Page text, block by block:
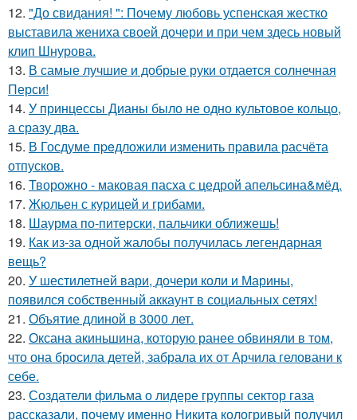
12. "До свидания! ": Почему любовь успенская жестко
выставила жениха своей дочери и при чем здесь новый
клип Шнурова.
13. В самые лучшие и добрые руки отдается солнечная
Перси!
14. У принцессы Дианы было не одно культовое кольцо,
а сразу два.
15. В Госдуме пpeдложили изменить пpaвила расчёта
отпусков.
16. Творожно - маковая пасха с цедрой апельсина&мёд.
17. Жюльен с курицей и грибами.
18. Шаурма по-питерски, пальчики оближешь!
19. Как из-за одной жалобы получилась легендарная
вещь?
20. У шестилетней вари, дочери коли и Марины,
появился собственный аккаунт в социальных сетях!
21. Объятие длиной в 3000 лет.
22. Оксана акиньшина, которую ранее обвиняли в том,
что она бросила детей, забрала их от Арчила геловани к
себе.
23. Создатели фильма о лидере группы сектор газа
рассказали, почему именно Никита кологривый получил